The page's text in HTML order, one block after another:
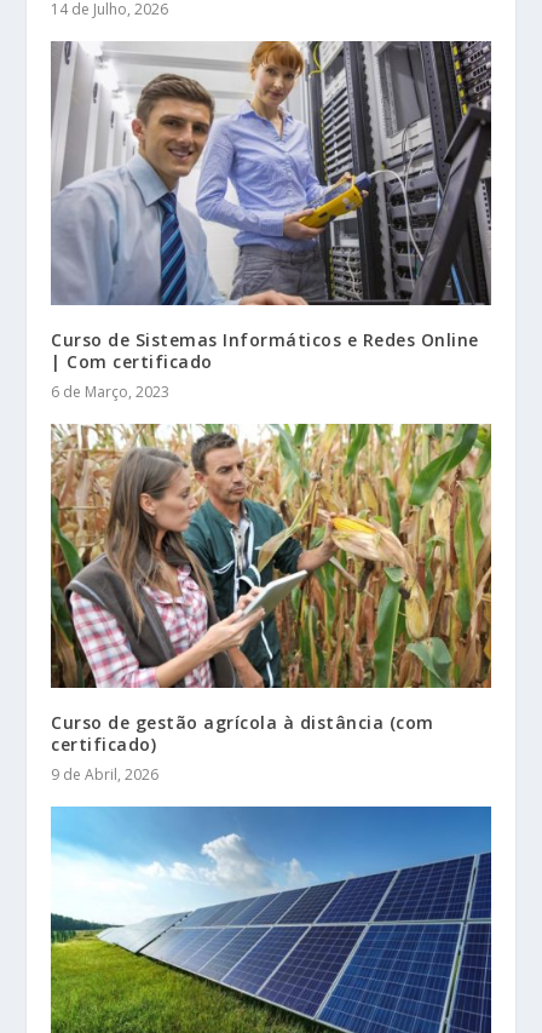
14 de Julho, 2026
Curso de Sistemas Informáticos e Redes Online
| Com certificado
6 de Março, 2023
Curso de gestão agrícola à distância (com
certificado)
9 de Abril, 2026